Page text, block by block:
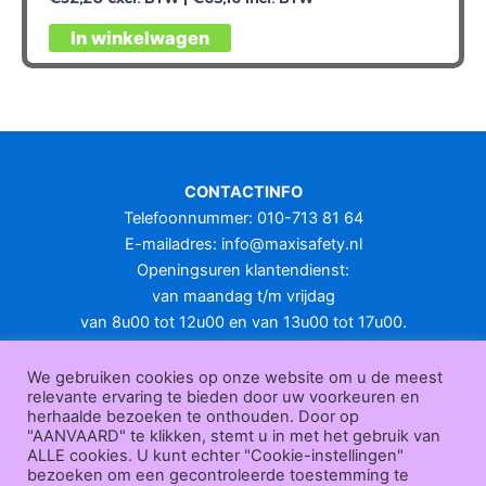
In winkelwagen
Dit
product
variaties.
optie
gekozen
worden
op
productpagina
CONTACTINFO
Telefoonnummer: 010-713 81 64
E-mailadres: info@maxisafety.nl
Openingsuren klantendienst:
van maandag t/m vrijdag
van 8u00 tot 12u00 en van 13u00 tot 17u00.
KLANTENSERVICE
Over
ons|Bedrijfsgegevens| F.A.Q.|Bestelprocedure | Betaling
ending | Retourneren|Herroepingsrecht|Herroepingsfunctie
ederverkoop|Bedrukken|Contact
We gebruiken cookies op onze website om u de meest
relevante ervaring te bieden door uw voorkeuren en
herhaalde bezoeken te onthouden. Door op
"AANVAARD" te klikken, stemt u in met het gebruik van
ALLE cookies. U kunt echter "Cookie-instellingen"
bezoeken om een gecontroleerde toestemming te